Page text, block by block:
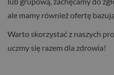
ale mamy również ofertę
Warto skorzystać z naszych
uczmy się razem dla zdrowia!